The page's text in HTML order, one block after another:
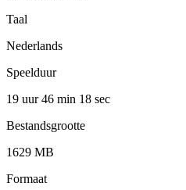
Taal
Nederlands
Speelduur
19 uur 46 min 18 sec
Bestandsgrootte
1629 MB
Formaat